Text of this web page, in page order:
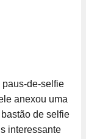
de-selfie
anexou uma
de selfie
interessante